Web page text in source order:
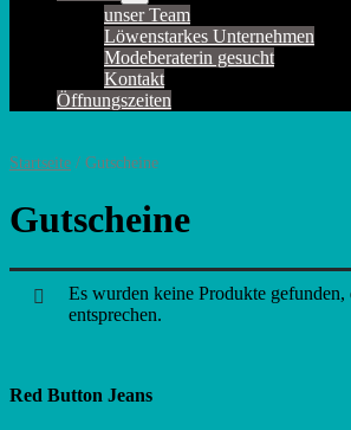
Schalter
unser Team
Löwenstarkes Unternehmen
Modeberaterin gesucht
Kontakt
Öffnungszeiten
Startseite / Gutscheine
Gutscheine
Es wurden keine Produkte
entsprechen.
Red Button Jeans